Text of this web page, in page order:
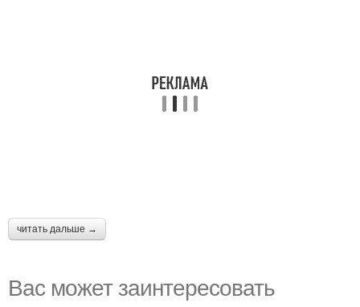
читать дальше →
Вас может заинтересовать